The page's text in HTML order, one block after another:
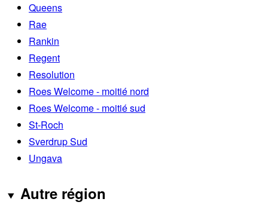
Queens
Rae
Rankin
Regent
Resolution
Roes Welcome - moitié nord
Roes Welcome - moitié sud
St-Roch
Sverdrup Sud
Ungava
Autre région